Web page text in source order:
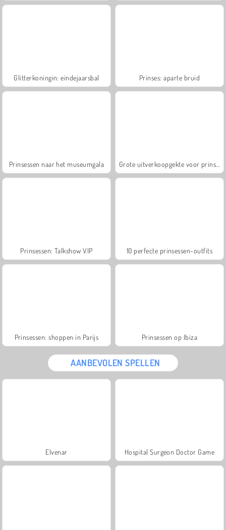
Glitterkoningin: eindejaarsbal Prinses: aparte bruid
Prinsessen naar het museumgala
Prinsessen: Talkshow VIP 10 perfecte prinsessen-outfits
Prinsessen: shoppen in Parijs Prinsessen op Ibiza
AANBEVOLEN SPELLEN
Elvenar Hospital Surgeon Doctor Game